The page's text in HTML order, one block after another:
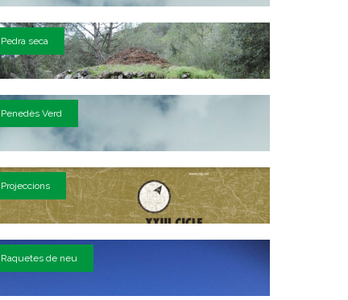
Pedra seca
Penedès Verd
Projeccions
Raquetes de neu